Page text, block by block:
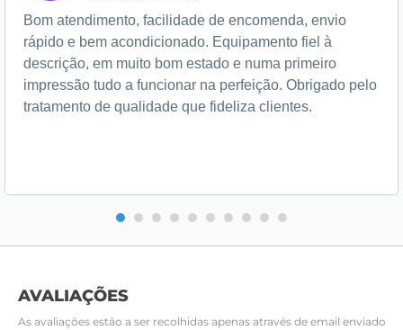
Bom atendimento, facilidade de encomenda, envio
rápido e bem acondicionado. Equipamento fiel à
descrição, em muito bom estado e numa primeiro
impressão tudo a funcionar na perfeição. Obrigado pelo
tratamento de qualidade que fideliza clientes.
AVALIAÇÕES
As avaliações estão a ser recolhidas apenas através de email enviado